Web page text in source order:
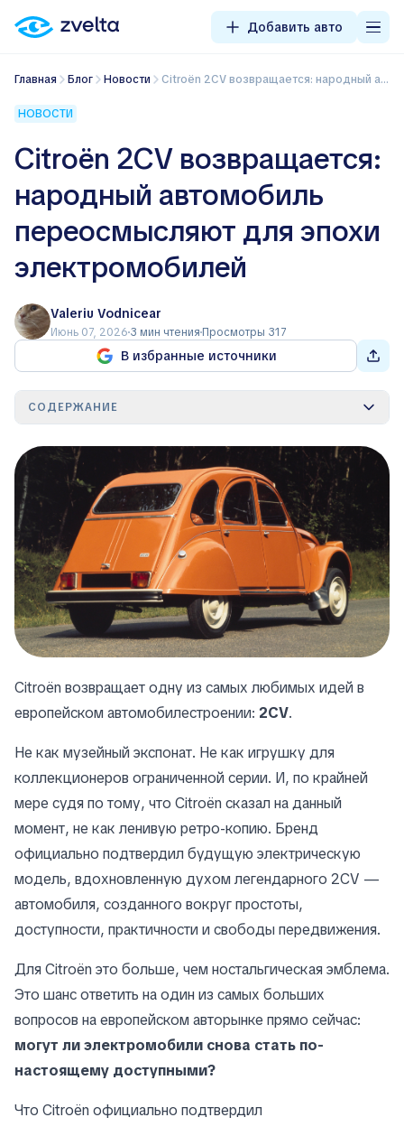
Добавить авто
Главная Блог Новости Citroën 2CV возвращается: народный автомобиль переосмысляют для эпохи электромобилей
НОВОСТИ
Citroën 2CV возвращается:
народный автомобиль
переосмысляют для эпохи
электромобилей
Valeriu Vodnicear
Июнь 07, 2026 3 мин чтения Просмотры 317
В избранные источники
СОДЕРЖАНИЕ
Citroën возвращает одну из самых любимых идей в
европейском автомобилестроении: 2CV.
Не как музейный экспонат. Не как игрушку для
коллекционеров ограниченной серии. И, по крайней
мере судя по тому, что Citroën сказал на данный
момент, не как ленивую ретро-копию. Бренд
официально подтвердил будущую электрическую
модель, вдохновленную духом легендарного 2CV —
автомобиля, созданного вокруг простоты,
доступности, практичности и свободы передвижения.
Для Citroën это больше, чем ностальгическая эмблема.
Это шанс ответить на один из самых больших
вопросов на европейском авторынке прямо сейчас:
могут ли электромобили снова стать по-
настоящему доступными?
Что Citroën официально подтвердил